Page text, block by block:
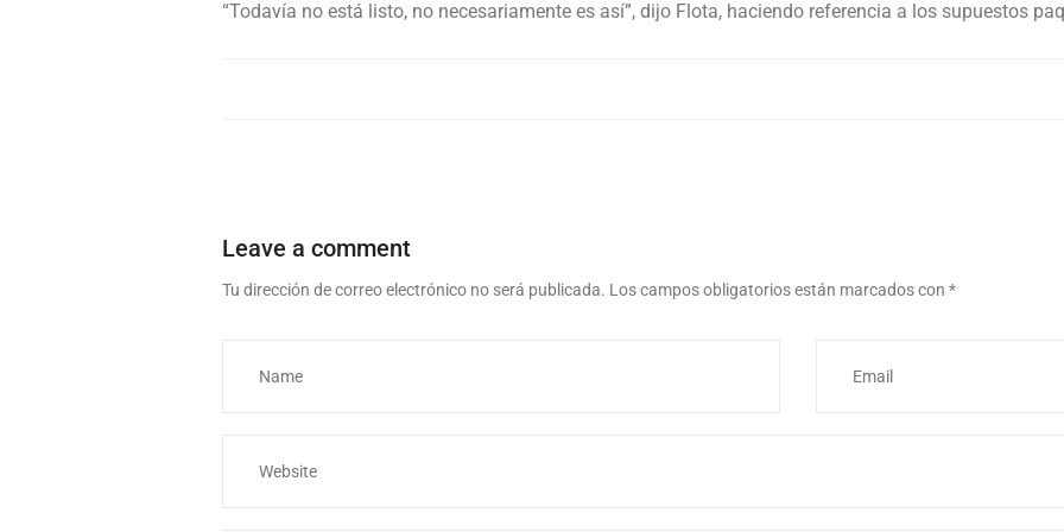
“Todavía no está listo, no necesariamente es así”, dijo Flota, haciendo referencia a los supuestos
Leave a comment
Tu dirección de correo electrónico no será publicada. Los campos obligatorios están marcados con *